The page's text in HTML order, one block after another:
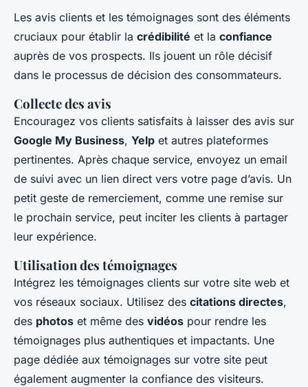
Les avis clients et les témoignages sont des éléments
cruciaux pour établir la crédibilité et la confiance
auprès de vos prospects. Ils jouent un rôle décisif
dans le processus de décision des consommateurs.
Collecte des avis
Encouragez vos clients satisfaits à laisser des avis sur
Google My Business, Yelp et autres plateformes
pertinentes. Après chaque service, envoyez un email
de suivi avec un lien direct vers votre page d’avis. Un
petit geste de remerciement, comme une remise sur
le prochain service, peut inciter les clients à partager
leur expérience.
Utilisation des témoignages
Intégrez les témoignages clients sur votre site web et
vos réseaux sociaux. Utilisez des citations directes,
des photos et même des vidéos pour rendre les
témoignages plus authentiques et impactants. Une
page dédiée aux témoignages sur votre site peut
également augmenter la confiance des visiteurs.